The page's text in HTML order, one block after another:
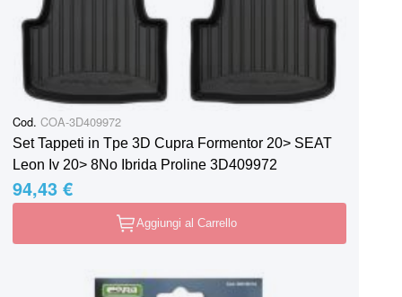
Cod. COA-3D409972
Set Tappeti in Tpe 3D Cupra Formentor 20> SEAT
Leon Iv 20> 8No Ibrida Proline 3D409972
94,43 €
Aggiungi al Carrello